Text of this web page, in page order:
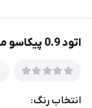
اتود 0.9 پیکاسو مدل poppy
انتخاب رنگ: